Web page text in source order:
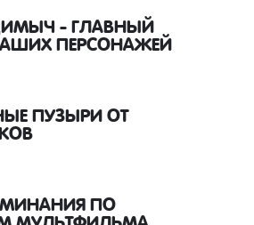
- ГЛАВНЫЙ
ПЕРСОНАЖЕЙ
ПУЗЫРИ ОТ
ПО